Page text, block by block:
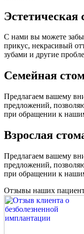
Эстетическая
С нами вы можете
прикус, некрасивый
зубами и другие
Семейная
Предлагаем вашему
предложений,
при обращении к
Взрослая
Предлагаем вашему
предложений,
при обращении к
Отзывы наших